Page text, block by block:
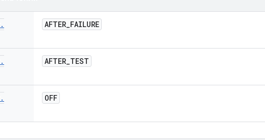
.
AFTER_FAILURE
.
AFTER_TEST
.
OFF